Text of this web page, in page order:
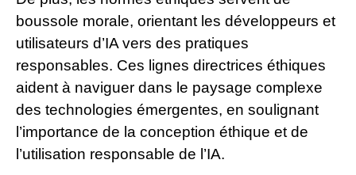
boussole morale, orientant les développeurs et
utilisateurs d’IA vers des pratiques
responsables. Ces lignes directrices éthiques
aident à naviguer dans le paysage complexe
des technologies émergentes, en soulignant
l’importance de la conception éthique et de
l’utilisation responsable de l’IA.